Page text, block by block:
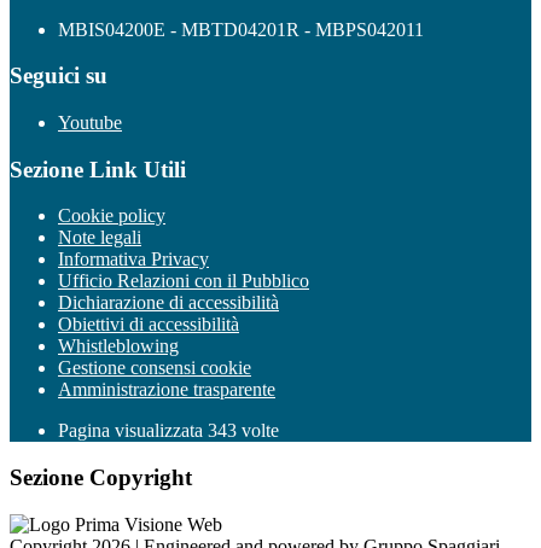
MBIS04200E - MBTD04201R - MBPS042011
Seguici su
Youtube
Sezione Link Utili
Cookie policy
Note legali
Informativa Privacy
Ufficio Relazioni con il Pubblico
Dichiarazione di accessibilità
Obiettivi di accessibilità
Whistleblowing
Gestione consensi cookie
Amministrazione trasparente
Pagina visualizzata 343 volte
Sezione Copyright